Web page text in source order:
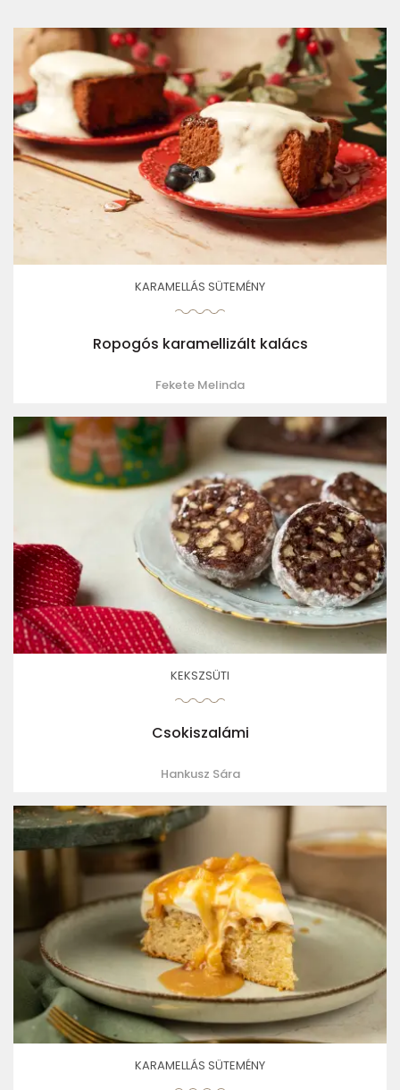
KARAMELLÁS SÜTEMÉNY
Ropogós karamellizált kalács
Fekete Melinda
KEKSZSÜTI
Csokiszalámi
Hankusz Sára
KARAMELLÁS SÜTEMÉNY